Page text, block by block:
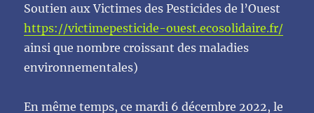
Soutien aux Victimes desPesticides de l’Ouest
https://victimepesticide-ouest.ecosolidaire.fr/
ainsi que nombre croissant desmaladies
environnementales)
En même temps, ce mardi 6 décembre 2022, le